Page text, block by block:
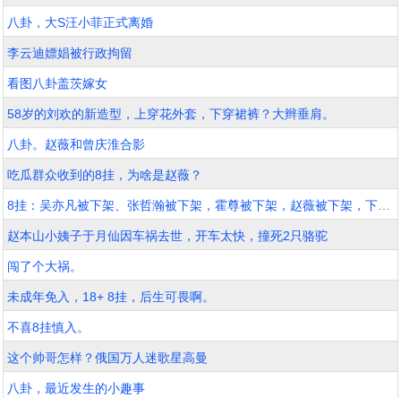
八卦，大S汪小菲正式离婚
李云迪嫖娼被行政拘留
看图八卦盖茨嫁女
58岁的刘欢的新造型，上穿花外套，下穿裙裤？大辫垂肩。
八卦。赵薇和曾庆淮合影
吃瓜群众收到的8挂，为啥是赵薇？
赵本山小姨子于月仙因车祸去世，开车太快，撞死2只骆驼
闯了个大祸。
未成年免入，18+ 8挂，后生可畏啊。
不喜8挂慎入。
这个帅哥怎样？俄国万人迷歌星高曼
八卦，最近发生的小趣事